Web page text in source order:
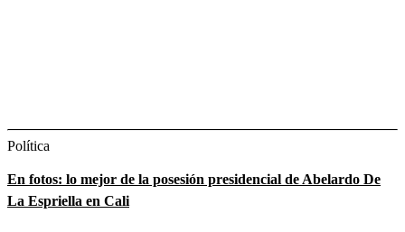
Política
En fotos: lo mejor de la posesión presidencial de Abelardo De
La Espriella en Cali